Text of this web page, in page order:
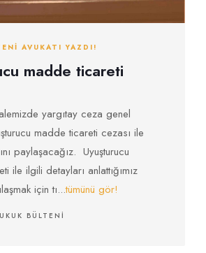
AVUKATI YAZDI!
madde ticareti
yargıtay ceza genel
madde ticareti cezası ile
paylaşacağız. Uyuşturucu
ile ilgili detayları anlattığımız
için tı...tümünü gör!
BÜLTENI